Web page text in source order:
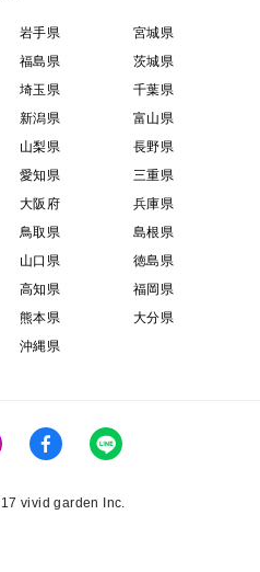
岩手県
宮城県
福島県
茨城県
埼玉県
千葉県
新潟県
富山県
山梨県
長野県
愛知県
三重県
大阪府
兵庫県
鳥取県
島根県
山口県
徳島県
高知県
福岡県
熊本県
大分県
沖縄県
vivid garden Inc.